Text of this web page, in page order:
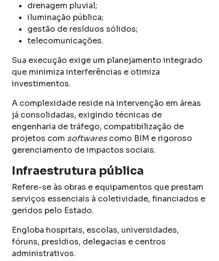
drenagem pluvial;
iluminação pública;
gestão de resíduos sólidos;
telecomunicações.
Sua execução exige um planejamento integrado
que minimiza interferências e otimiza
investimentos.
A complexidade reside na intervenção em áreas
já consolidadas, exigindo técnicas de
engenharia de tráfego, compatibilização de
projetos com softwares como BIM e rigoroso
gerenciamento de impactos sociais.
Infraestrutura pública
Refere-se às obras e equipamentos que prestam
serviços essenciais à coletividade, financiados e
geridos pelo Estado.
Engloba hospitais, escolas, universidades,
fóruns, presídios, delegacias e centros
administrativos.